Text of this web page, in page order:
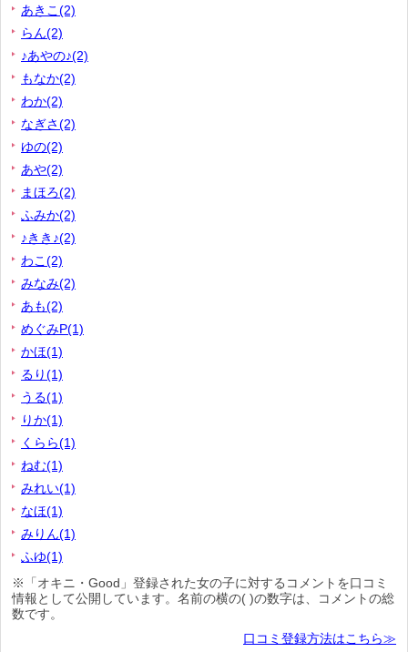
あきこ(2)
らん(2)
♪あやの♪(2)
もなか(2)
わか(2)
なぎさ(2)
ゆの(2)
あや(2)
まほろ(2)
ふみか(2)
♪きき♪(2)
わこ(2)
みなみ(2)
あも(2)
めぐみP(1)
かほ(1)
るり(1)
うる(1)
りか(1)
くらら(1)
ねむ(1)
みれい(1)
なほ(1)
みりん(1)
ふゆ(1)
※「オキニ・Good」登録された女の子に対するコメントを口コミ
情報として公開しています。名前の横の( )の数字は、コメントの総
数です。
口コミ登録方法はこちら≫